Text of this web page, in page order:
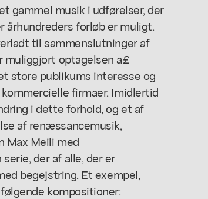
gammel musik i udførelser, der
århundreders forløb er muligt.
til sammenslutninger af
muliggjort optagelsen a£
store publikums interesse og
firmaer. Imidlertid
i dette forhold, og et af
af renæssancemusik,
Max Meili med
der af alle, der er
begejstring. Et exempel,
kompositioner: